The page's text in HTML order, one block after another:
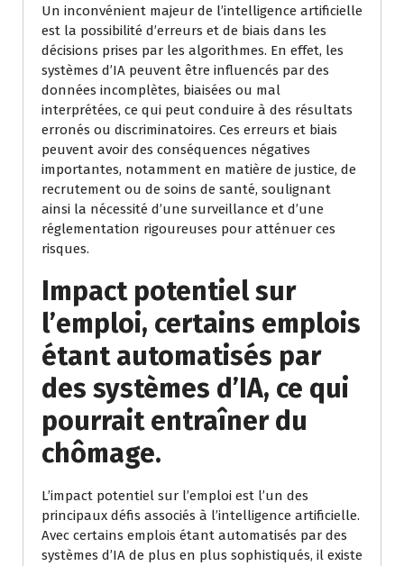
Un inconvénient majeur de l’intelligence artificielle
est la possibilité d’erreurs et de biais dans les
décisions prises par les algorithmes. En effet, les
systèmes d’IA peuvent être influencés par des
données incomplètes, biaisées ou mal
interprétées, ce qui peut conduire à des résultats
erronés ou discriminatoires. Ces erreurs et biais
peuvent avoir des conséquences négatives
importantes, notamment en matière de justice, de
recrutement ou de soins de santé, soulignant
ainsi la nécessité d’une surveillance et d’une
réglementation rigoureuses pour atténuer ces
risques.
Impact potentiel sur
l’emploi, certains emplois
étant automatisés par
des systèmes d’IA, ce qui
pourrait entraîner du
chômage.
L’impact potentiel sur l’emploi est l’un des
principaux défis associés à l’intelligence artificielle.
Avec certains emplois étant automatisés par des
systèmes d’IA de plus en plus sophistiqués, il existe